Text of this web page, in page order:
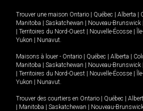
Trouver une maison Ontario | Québec | Alberta |
Manitoba | Saskatchewan | Nouveau-Brunswick
| Territoires du Nord-Ouest | Nouvelle-Écosse |
Yukon | Nunavut.
Maisons à louer - Ontario | Québec | Alberta |
Manitoba | Saskatchewan | Nouveau-Brunswick
| Territoires du Nord-Ouest | Nouvelle-Écosse |
Yukon | Nunavut.
Trouver des courtiers en Ontario | Québec |
| Manitoba | Saskatchewan | Nouveau-